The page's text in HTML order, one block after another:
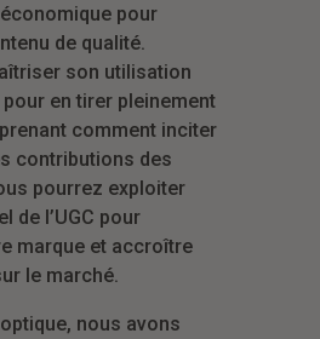
pour
de qualité.
son utilisation
en tirer pleinement
comment inciter
contributions des
pourrez exploiter
de l’UGC pour
marque et accroître
le marché.
nous avons